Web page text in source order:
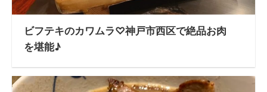
ビフテキのカワムラ♡神戸市西区で絶品お肉
を堪能♪